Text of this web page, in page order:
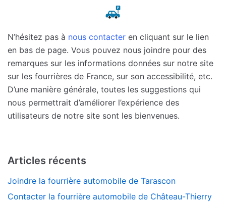
N’hésitez pas à nous contacter en cliquant sur le lien
en bas de page. Vous pouvez nous joindre pour des
remarques sur les informations données sur notre site
sur les fourrières de France, sur son accessibilité, etc.
D’une manière générale, toutes les suggestions qui
nous permettrait d’améliorer l’expérience des
utilisateurs de notre site sont les bienvenues.
Articles récents
Joindre la fourrière automobile de Tarascon
Contacter la fourrière automobile de Château-Thierry